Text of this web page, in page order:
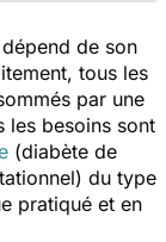
de son
tous les
par une
les besoins sont
(diabète de
du type
pratiqué et en